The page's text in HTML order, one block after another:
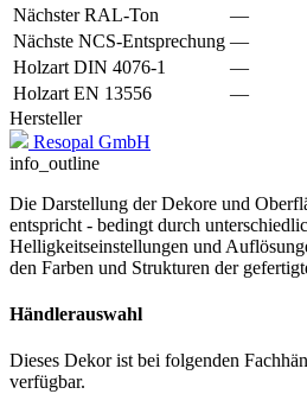
Nächster RAL-Ton
—
Nächste NCS-Entsprechung —
Holzart DIN 4076-1
—
Holzart EN 13556
—
Hersteller
Resopal GmbH
info_outline
Die Darstellung der Dekore und
entspricht - bedingt durch
Helligkeitseinstellungen und
den Farben und Strukturen der
Händlerauswahl
Dieses Dekor ist bei folgenden
verfügbar.